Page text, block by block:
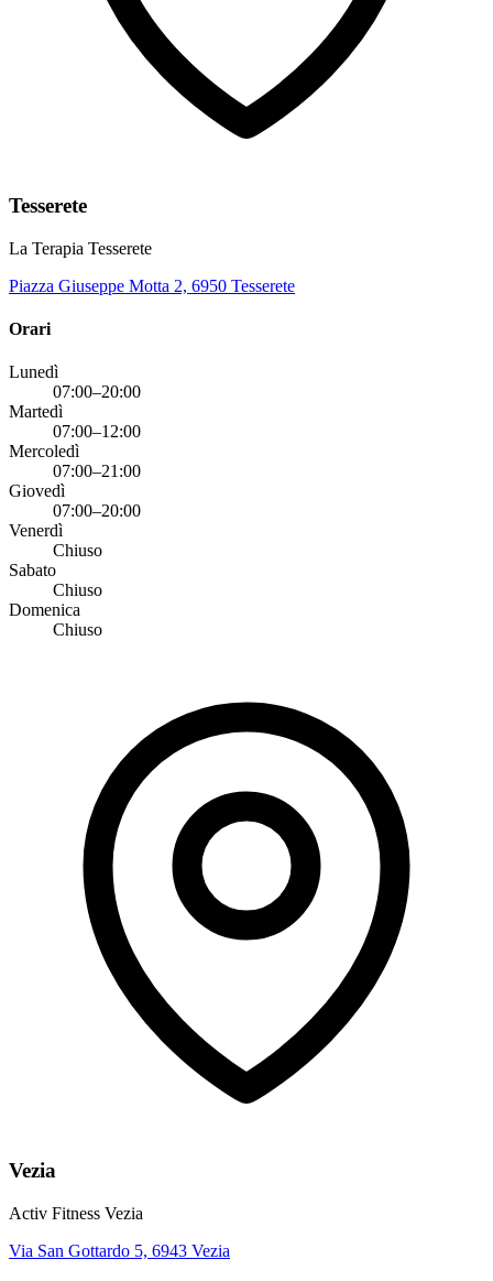
Tesserete
La Terapia Tesserete
Piazza Giuseppe Motta 2, 6950 Tesserete
Orari
Lunedì
07:00–20:00
Martedì
07:00–12:00
Mercoledì
07:00–21:00
Giovedì
07:00–20:00
Venerdì
Chiuso
Sabato
Chiuso
Domenica
Chiuso
Vezia
Activ Fitness Vezia
Via San Gottardo 5, 6943 Vezia